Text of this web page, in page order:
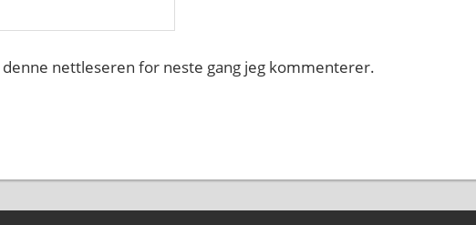
nettleseren for neste gang jeg kommenterer.